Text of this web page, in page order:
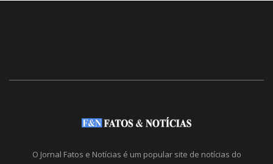
O Jornal Fatos e Notícias é um popular site de notícias do